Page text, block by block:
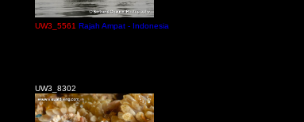
UW3_5561 Rajah Ampat - Indonesia
UW3_8302